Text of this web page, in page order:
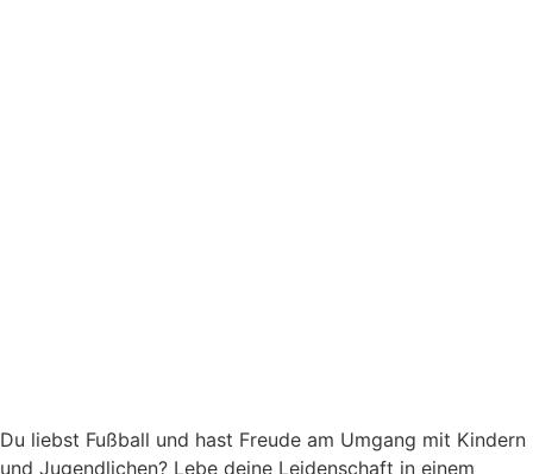
Du liebst Fußball und hast Freude am Umgang mit Kindern
und Jugendlichen? Lebe deine Leidenschaft in einem